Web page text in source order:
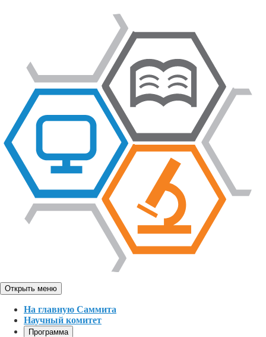
Открыть меню
На главную Саммита
Научный комитет
Программа